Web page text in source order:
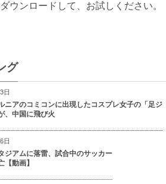
ウンロードして、お試しください。
グ
日
ニアのコミコンに出現したコスプレ女子の「足ジ
、中国に飛び火
日
ジアムに落雷、試合中のサッカー
【動画】